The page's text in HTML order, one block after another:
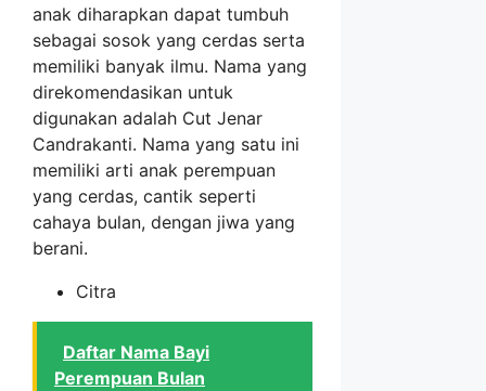
anak diharapkan dapat tumbuh
sebagai sosok yang cerdas serta
memiliki banyak ilmu. Nama yang
direkomendasikan untuk
digunakan adalah Cut Jenar
Candrakanti. Nama yang satu ini
memiliki arti anak perempuan
yang cerdas, cantik seperti
cahaya bulan, dengan jiwa yang
berani.
Citra
Daftar Nama Bayi
Perempuan Bulan